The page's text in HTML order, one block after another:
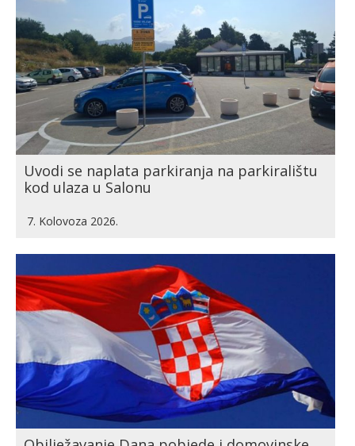
Uvodi se naplata parkiranja na parkiralištu
kod ulaza u Salonu
7. Kolovoza 2026.